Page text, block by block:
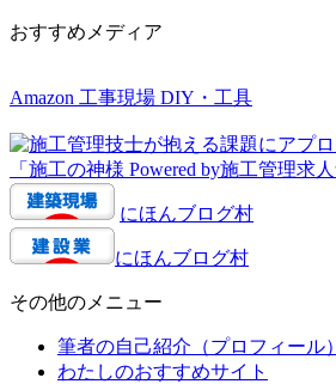
おすすめメディア
Amazon 工事現場 DIY・工具
にほんブログ村
にほんブログ村
その他のメニュー
筆者の自己紹介（プロフィール）
わたしのおすすめサイト